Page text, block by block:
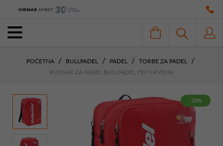
POČETNA BULLPADEL PADEL
TORBE ZA PADEL
RUKSAK ZA PADEL BULLPADEL FEP CRVENA
-20%